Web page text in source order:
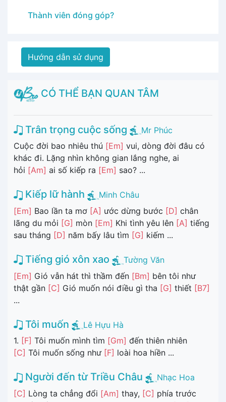
Thành viên đóng góp?
Hướng dẫn sử dụng
CÓ THỂ BẠN QUAN TÂM
Trân trọng cuộc sống
Mr Phúc
Cuộc đời bao nhiêu thú [Em] vui, dòng đời đâu có
khác đi. Lặng nhìn không gian lắng nghe, ai
hỏi [Am] ai số kiếp ra [Em] sao? ...
Kiếp lữ hành
Minh Châu
[Em] Bao lần ta mơ [A] ước dừng bước [D] chân
lãng du mỏi [G] mòn [Em] Khi tình yêu lên [A] tiếng
sau tháng [D] năm bấy lâu tìm [G] kiếm ...
Tiếng gió xôn xao
Tường Văn
[Em] Gió vẫn hát thì thầm đến [Bm] bên tôi như
thật gần [C] Gió muốn nói điều gì tha [G] thiết [B7]
...
Tôi muốn
Lê Hựu Hà
1. [F] Tôi muốn mình tìm [Gm] đến thiên nhiên
[C] Tôi muốn sống như [F] loài hoa hiền ...
Người đến từ Triều Châu
Nhạc Hoa
[C] Lòng ta chẳng đổi [Am] thay, [C] phía trước